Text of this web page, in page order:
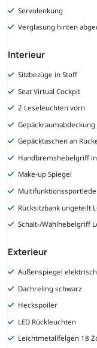
Servolenkung
Verglasung hinten
Interieur
Sitzbezüge in Stoff
Seat Virtual Cockpit
2 Leseleuchten vorn
Gepäcktaschen an
Handbremshebelgriff
Make-up Spiegel
Rücksitzbank ungeteilt
Schalt-/Wählhebelgriff
Exterieur
Außenspiegel
Dachreling schwarz
Heckspoiler
LED Rückleuchten
Leichtmetallfelgen 18